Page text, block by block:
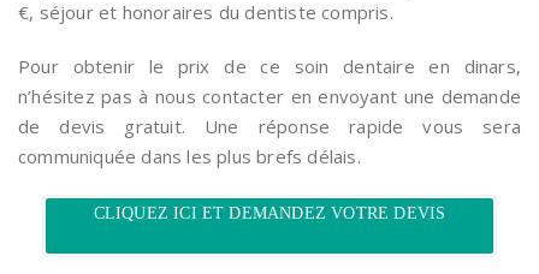
€, séjour et honoraires du dentiste compris.
Pour obtenir le prix de ce soin dentaire en dinars,
n’hésitez pas à nous contacter en envoyant une demande
de devis gratuit. Une réponse rapide vous sera
communiquée dans les plus brefs délais.
CLIQUEZ ICI ET DEMANDEZ VOTRE DEVIS